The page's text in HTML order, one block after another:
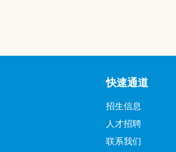
快速通道
招生信息
人才招聘
联系我们